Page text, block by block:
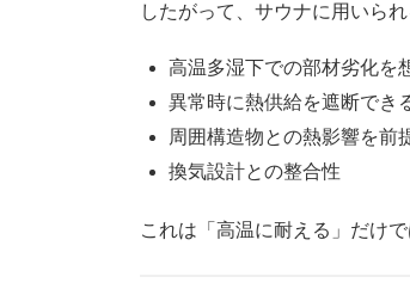
したがって、サウナに用いら
高温多湿下での部材劣化を
異常時に熱供給を遮断でき
周囲構造物との熱影響を前
換気設計との整合性
これは「高温に耐える」だけで